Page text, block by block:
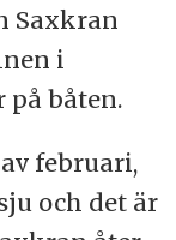
Saxkran
i
på båten.
februari,
och det är